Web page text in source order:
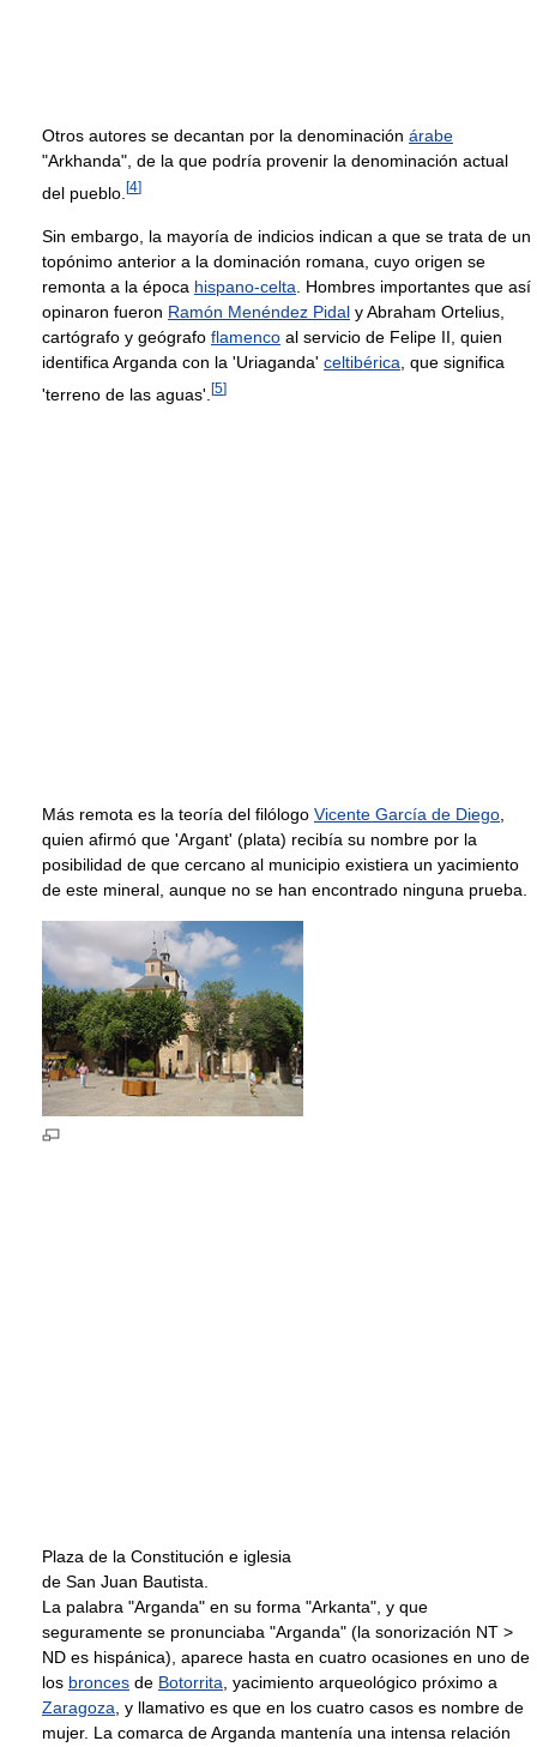
Otros autores se decantan por la denominación árabe
"Arkhanda", de la que podría provenir la denominación actual
del pueblo. [4]
Sin embargo, la mayoría de indicios indican a que se trata de un
topónimo anterior a la dominación romana, cuyo origen se
remonta a la época hispano-celta . Hombres importantes que así
opinaron fueron Ramón Menéndez Pidal y Abraham Ortelius,
cartógrafo y geógrafo flamenco al servicio de Felipe II, quien
identifica Arganda con la 'Uriaganda' celtibérica , que significa
'terreno de las aguas'. [5]
Más remota es la teoría del filólogo Vicente García de Diego,
quien afirmó que 'Argant' (plata) recibía su nombre por la
posibilidad de que cercano al municipio existiera un yacimiento
de este mineral, aunque no se han encontrado ninguna prueba.
Plaza de la Constitución e iglesia
de San Juan Bautista.
La palabra "Arganda" en su forma "Arkanta", y que
seguramente se pronunciaba "Arganda" (la sonorización NT >
ND es hispánica), aparece hasta en cuatro ocasiones en uno de
los bronces de Botorrita, yacimiento arqueológico próximo a
Zaragoza, y llamativo es que en los cuatro casos es nombre de
mujer. La comarca de Arganda mantenía una intensa relación